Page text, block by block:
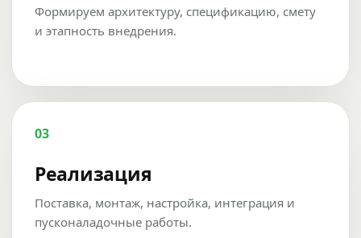
Формируем архитектуру, спецификацию, смету
и этапность внедрения.
03
Реализация
Поставка, монтаж, настройка, интеграция и
пусконаладочные работы.